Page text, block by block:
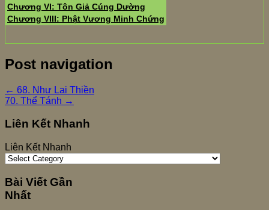
Chương VI: Tôn Giả Cúng Dường
Chương VIII: Phật Vương Minh Chứng
Post navigation
← 68. Như Lai Thiền
70. Thể Tánh →
Liên Kết Nhanh
Liên Kết Nhanh
Bài Viết Gần
Nhất